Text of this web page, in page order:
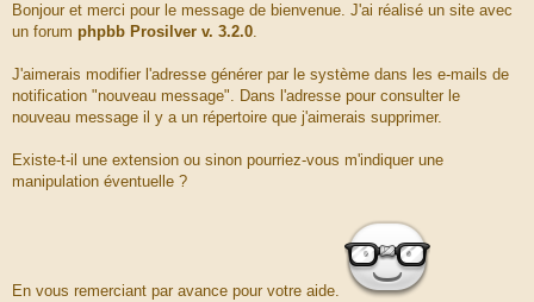
s
s
e
Bonjour et merci pour le message de bienvenue. J'ai réalisé un site avec
un forum phpbb Prosilver v. 3.2.0.
J'aimerais modifier l'adresse générer par le système dans les e-mails de
notification "nouveau message". Dans l'adresse pour consulter le
nouveau message il y a un répertoire que j'aimerais supprimer.
Existe-t-il une extension ou sinon pourriez-vous m'indiquer une
manipulation éventuelle ?
En vous remerciant par avance pour votre aide.